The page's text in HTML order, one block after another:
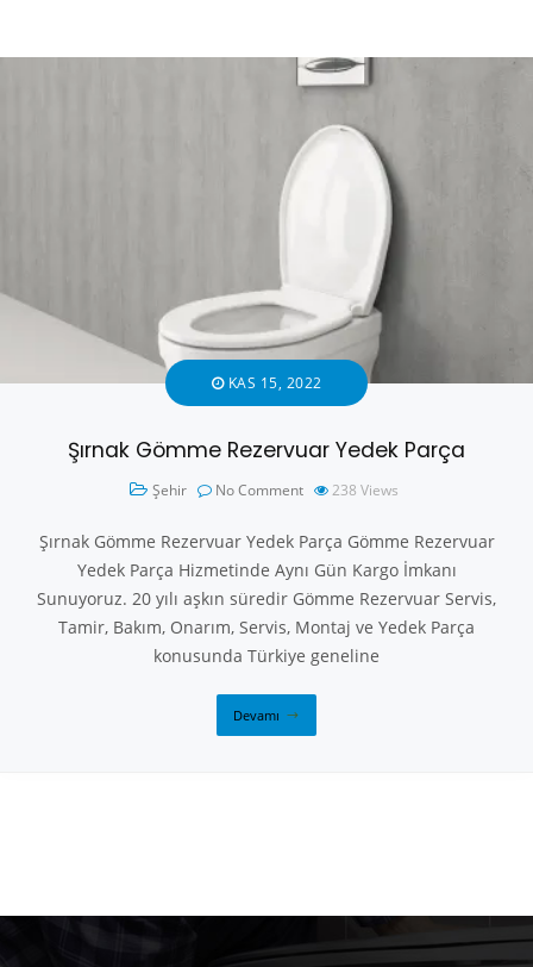
KAS 15, 2022
Şırnak Gömme Rezervuar Yedek Parça
Şehir No Comment 238 Views
Şırnak Gömme Rezervuar Yedek Parça Gömme Rezervuar
Yedek Parça Hizmetinde Aynı Gün Kargo İmkanı
Sunuyoruz. 20 yılı aşkın süredir Gömme Rezervuar Servis,
Tamir, Bakım, Onarım, Servis, Montaj ve Yedek Parça
konusunda Türkiye geneline
Devamı